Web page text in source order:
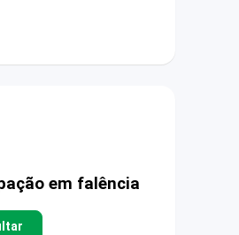
em falência